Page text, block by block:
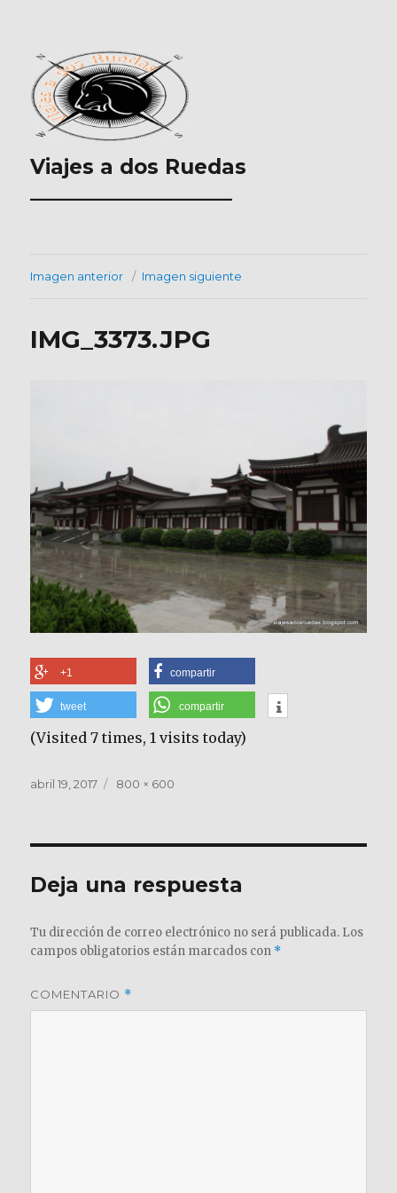
Viajes a dos Ruedas
___________________
Imagen anterior Imagen siguiente
IMG_3373.JPG
+1 compartir
tweet compartir
(Visited 7 times, 1 visits today)
Publicado
abril 19, 2017
Tamaño
800 × 600
Deja una respuesta
Tu dirección de correo electrónico no será publicada. Los
campos obligatorios están marcados con *
COMENTARIO *